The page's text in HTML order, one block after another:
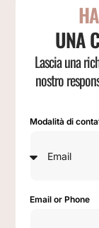
UNA
Lascia una
nostro
Modalità di
Email or Phone